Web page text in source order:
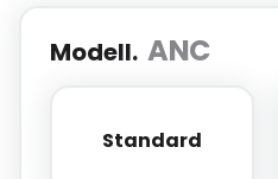
Modell. ANC
Standard
Standard